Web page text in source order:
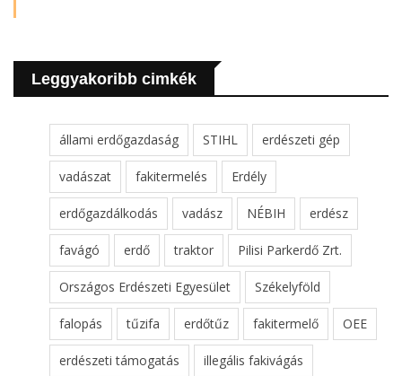
Leggyakoribb cimkék
állami erdőgazdaság STIHL erdészeti gép
vadászat fakitermelés Erdély
erdőgazdálkodás vadász NÉBIH erdész
favágó erdő traktor Pilisi Parkerdő Zrt.
Országos Erdészeti Egyesület Székelyföld
falopás tűzifa erdőtűz fakitermelő OEE
erdészeti támogatás illegális fakivágás